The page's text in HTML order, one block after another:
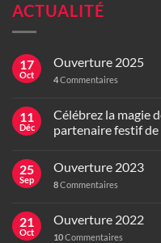
ACTUALITÉ
17
Oct
Ouverture 2025
4Commentaires
11
Déc
Célébrez la magie
partenaire festif
25
Sep
Ouverture 2023
8Commentaires
21
Oct
Ouverture 2022
10Commentaires